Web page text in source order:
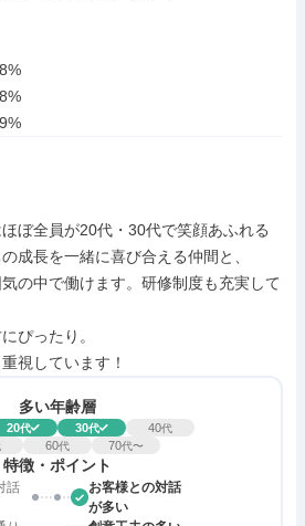
ぼ全員が20代・30代で笑顔あふれる
成長を一緒に喜び合える仲間と、
の中で働けます。研修制度も充実して
ぴったり。
視しています！
多い年齢層
20代 30代 40代
60代 70代〜
特徴・ポイント
話
お客様との対話
が多い